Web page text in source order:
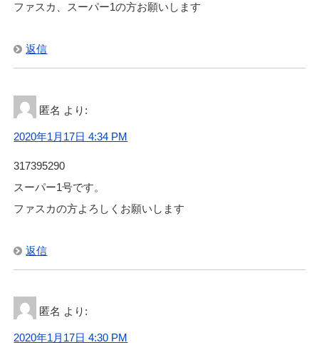
ファスカ、スーパー1の方お願いします
返信
匿名 より:
2020年1月17日 4:34 PM
317395290
スーパー1号です。
ファスカの方よろしくお願いします
返信
匿名 より:
2020年1月17日 4:30 PM